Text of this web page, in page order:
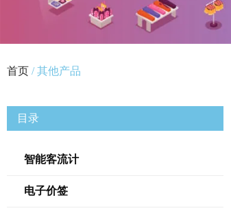
首页 / 其他产品
目录
智能客流计
电子价签